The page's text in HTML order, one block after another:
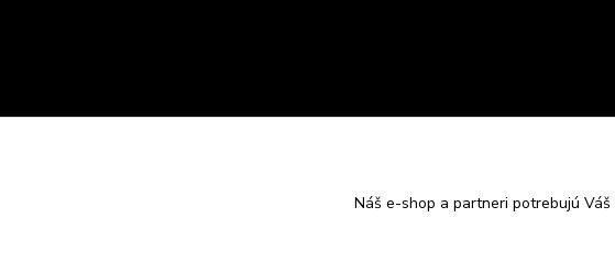
Náš e-shop a partneri potrebujú Váš